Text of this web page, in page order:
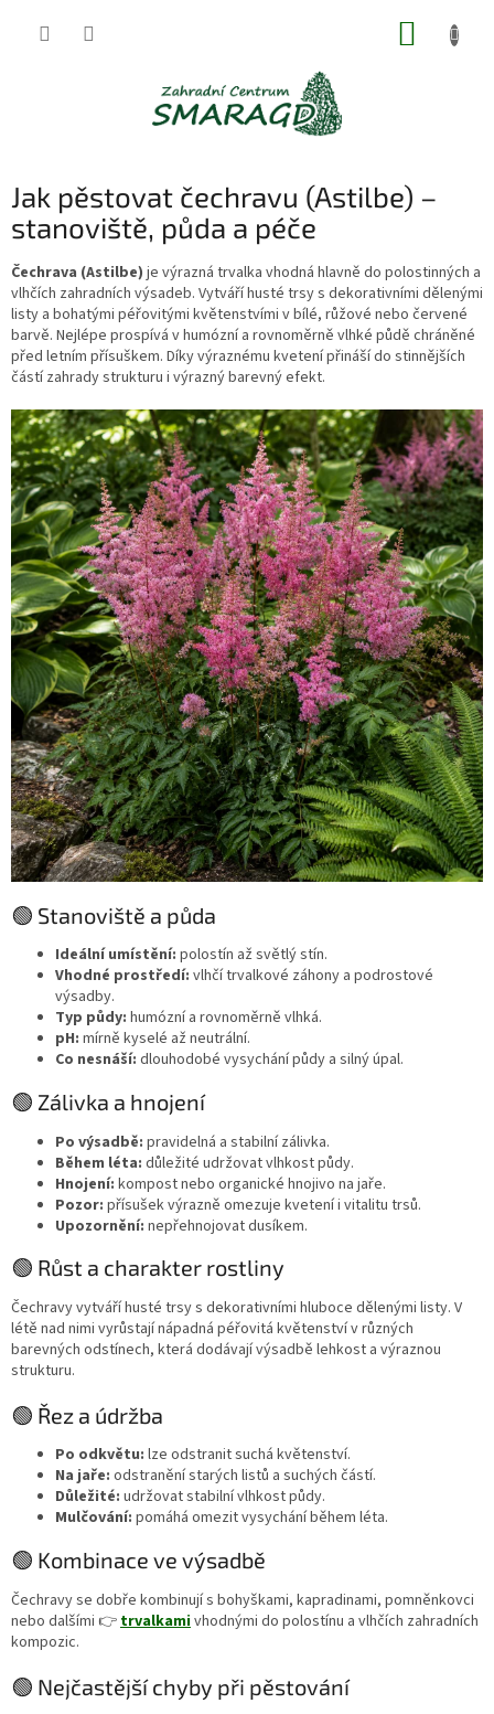
Jak pěstovat čechravu (Astilbe) –
stanoviště, půda a péče
Čechrava (Astilbe) je výrazná trvalka vhodná hlavně do polostinných a
vlhčích zahradních výsadeb. Vytváří husté trsy s dekorativními dělenými
listy a bohatými péřovitými květenstvími v bílé, růžové nebo červené
barvě. Nejlépe prospívá v humózní a rovnoměrně vlhké půdě chráněné
před letním přísuškem. Díky výraznému kvetení přináší do stinnějších
částí zahrady strukturu i výrazný barevný efekt.
🟢 Stanoviště a půda
Ideální umístění: polostín až světlý stín.
Vhodné prostředí: vlhčí trvalkové záhony a podrostové
výsadby.
Typ půdy: humózní a rovnoměrně vlhká.
pH: mírně kyselé až neutrální.
Co nesnáší: dlouhodobé vysychání půdy a silný úpal.
🟢 Zálivka a hnojení
Po výsadbě: pravidelná a stabilní zálivka.
Během léta: důležité udržovat vlhkost půdy.
Hnojení: kompost nebo organické hnojivo na jaře.
Pozor: přísušek výrazně omezuje kvetení i vitalitu trsů.
Upozornění: nepřehnojovat dusíkem.
🟢 Růst a charakter rostliny
Čechravy vytváří husté trsy s dekorativními hluboce dělenými listy. V
létě nad nimi vyrůstají nápadná péřovitá květenství v různých
barevných odstínech, která dodávají výsadbě lehkost a výraznou
strukturu.
🟢 Řez a údržba
Po odkvětu: lze odstranit suchá květenství.
Na jaře: odstranění starých listů a suchých částí.
Důležité: udržovat stabilní vlhkost půdy.
Mulčování: pomáhá omezit vysychání během léta.
🟢 Kombinace ve výsadbě
Čechravy se dobře kombinují s bohyškami, kapradinami, pomněnkovci
nebo dalšími 👉 trvalkamivhodnými do polostínu a vlhčích zahradních
kompozic.
🟢 Nejčastější chyby při pěstování